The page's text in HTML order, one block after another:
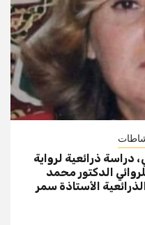
دراسة ذرائعية لرواية
الدكتور محمد
الأستاذة سمر